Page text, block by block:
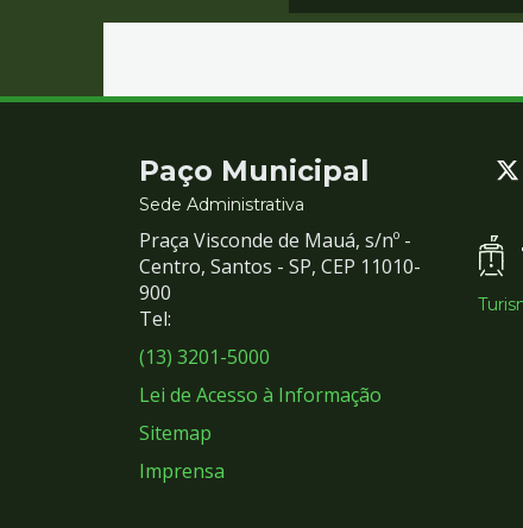
Contato
e
Redes
Sociais
Paço Municipal
Sede Administrativa
Praça Visconde de Mauá, s/nº -
Centro, Santos - SP, CEP 11010-
900
Tel:
(13) 3201-5000
Lei de Acesso à Informação
Sitemap
Imprensa